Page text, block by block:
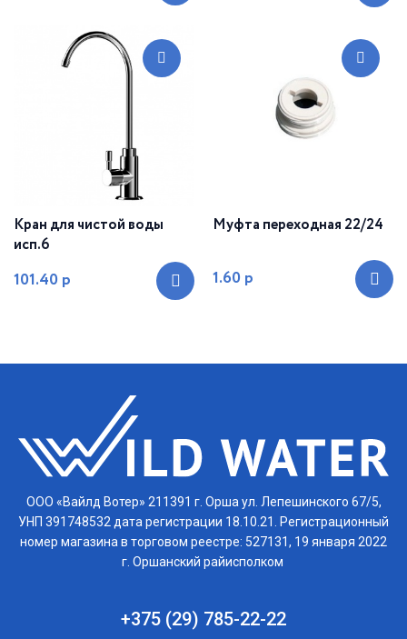
Кран для чистой воды
исп.6
101.40 р
Муфта переходная 22/24
1.60 р
ООО «Вайлд Вотер» 211391 г. Орша ул. Лепешинского 67/5,
УНП 391748532 дата регистрации 18.10.21. Регистрационный
номер магазина в торговом реестре: 527131, 19 января 2022
г. Оршанский райисполком
+375 (29) 785-22-22